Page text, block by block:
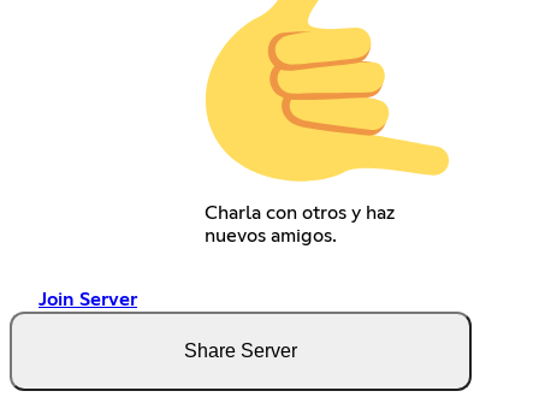
Charla con otros y haz
nuevos amigos.
Join Server
Share Server